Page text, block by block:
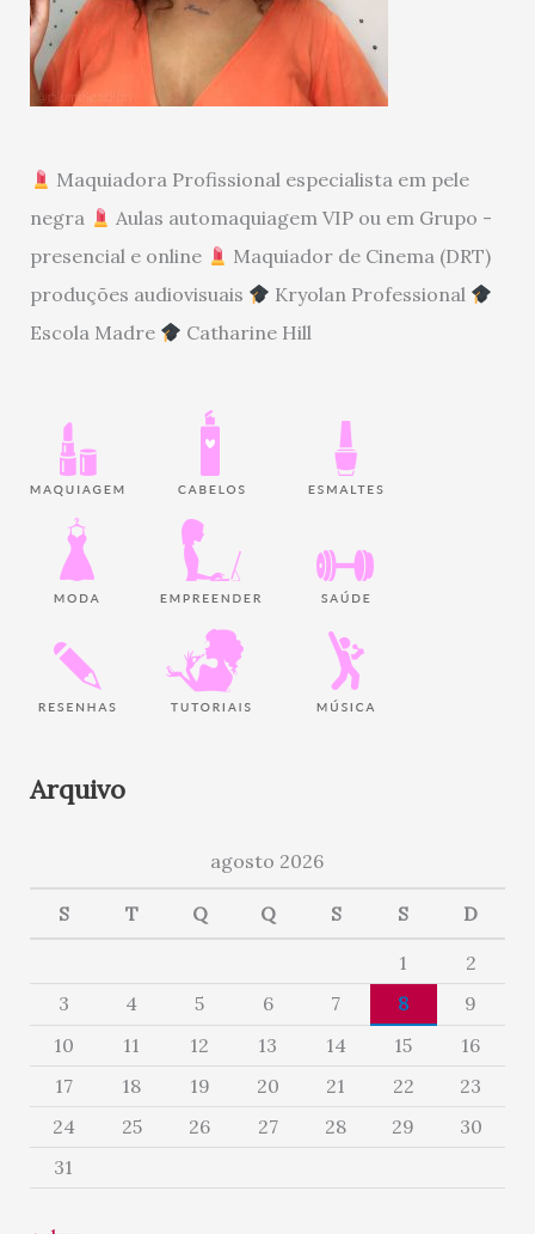
Maquiadora Profissional especialista em pele
negra
Aulas automaquiagem VIP ou em Grupo -
presencial e online
Maquiador de Cinema (DRT)
produções audiovisuais
Kryolan Professional
Escola Madre
Catharine Hill
Arquivo
agosto 2026
S T Q Q S S D
1
2
3
4 5 6 7 8
9
10
11 12 13 14 15
16
17
18 19 20 21 22
23
24
25 26 27 28 29
30
31